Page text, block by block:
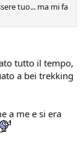
tuo... ma mi fa
tutto il tempo,
a bei trekking
a me e si era